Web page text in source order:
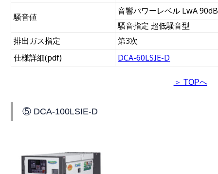
騒音値
音響パワーレベル LwA 90dB
騒音指定 超低騒音型
排出ガス指定
第3次
仕様詳細(pdf)
DCA-60LSIE-D
＞ TOPへ
⑤ DCA-100LSIE-D